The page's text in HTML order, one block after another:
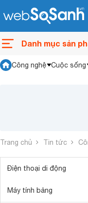
Danh mục sản
Công nghệ Cuộc sống
Trang chủ Tin tức
Điện thoại di động
Máy tính bảng